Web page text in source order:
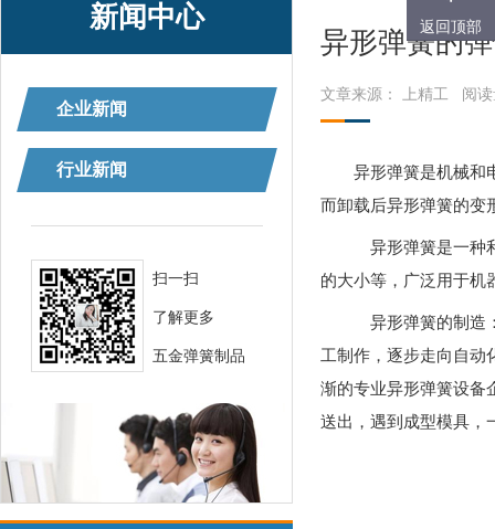
新闻中心
企业新闻
行业新闻
扫一扫
了解更多
五金弹簧制品
异形弹簧的
文章来源： 上精工 阅
异形弹簧是机械和
而卸载后异形弹簧的变
异形弹簧是一种
的大小等，广泛用于机
异形弹簧的制造
工制作，逐步走向自动
渐的专业异形弹簧设备
送出，遇到成型模具，
返回顶部